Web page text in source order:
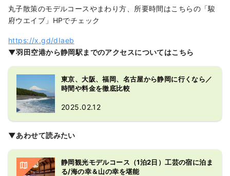
丸子散策のモデルコースやまわり方、所要時間はこちらの「駿
府ウエイブ」HPでチェック
https://x.gd/dIaeb
▼羽田空港から静岡駅までのアクセスについてはこちら
東京、大阪、福岡、名古屋から静岡に行くなら／
時間や料金を徹底比較
2025.02.12
▼あわせて読みたい
静岡観光モデルコース（1泊2日）工芸の宿に泊ま
る/海の幸＆山の幸を堪能